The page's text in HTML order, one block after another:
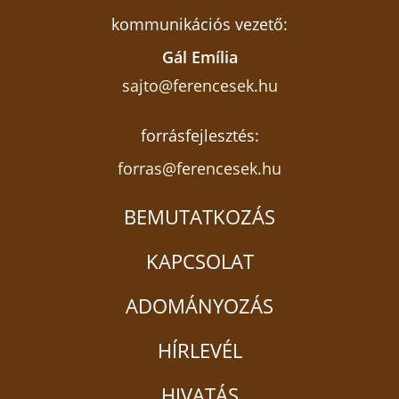
„Vigadj boldog Pannónia, mert Krisztus téged így
kommunikációs vezető:
Gál Emília
sajto@ferencesek.hu
forrásfejlesztés:
forras@ferencesek.hu
BEMUTATKOZÁS
KAPCSOLAT
ADOMÁNYOZÁS
HÍRLEVÉL